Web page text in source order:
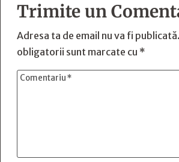
Trimite un
Adresa ta de email nu va fi publicată.
obligatorii sunt marcate cu *